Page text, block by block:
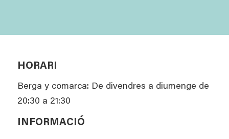
HORARI
Berga y comarca: De divendres a diumenge de
20:30 a 21:30
INFORMACIÓ